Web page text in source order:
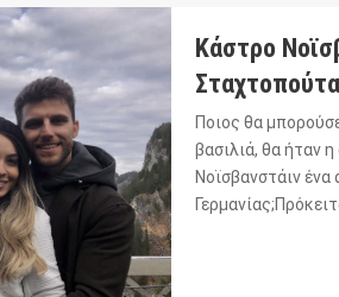
Κάστρο
Ποιος θα
βασιλιά, θα ήταν η
Νοϊσβανστάιν